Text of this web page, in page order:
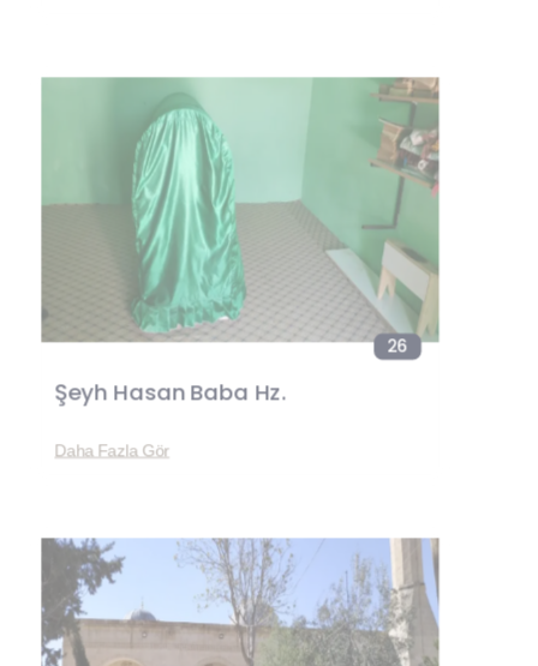
26
Şeyh Hasan Baba Hz.
Daha Fazla Gör